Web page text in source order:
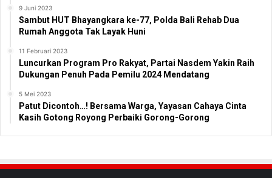
9 Juni 2023
Sambut HUT Bhayangkara ke-77, Polda Bali Rehab Dua
Rumah Anggota Tak Layak Huni
11 Februari 2023
Luncurkan Program Pro Rakyat, Partai Nasdem Yakin Raih
Dukungan Penuh Pada Pemilu 2024 Mendatang
5 Mei 2023
Patut Dicontoh…! Bersama Warga, Yayasan Cahaya Cinta
Kasih Gotong Royong Perbaiki Gorong-Gorong